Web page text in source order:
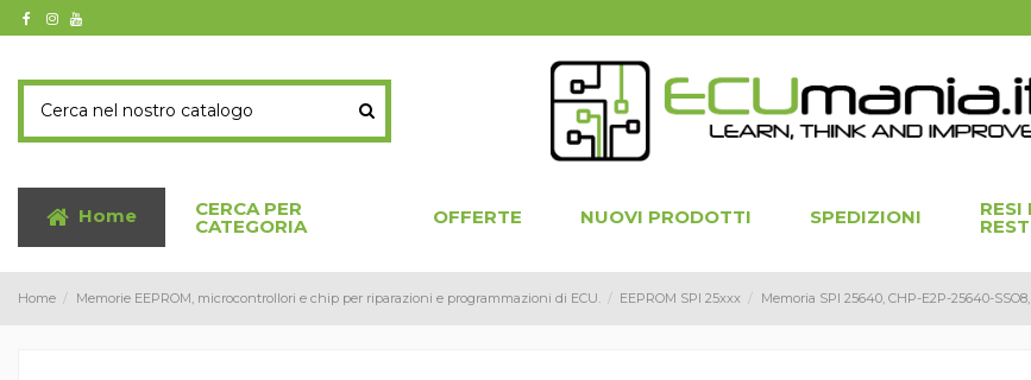
Home CERCA PER
CATEGORIA OFFERTE NUOVI PRODOTTI SPEDIZIONI RESI
Home Memorie EEPROM, microcontrollori e chip per riparazioni e programmazioni di ECU. EEPROM SPI 25xxx Memoria SPI 25640, CHP-E2P-25640-